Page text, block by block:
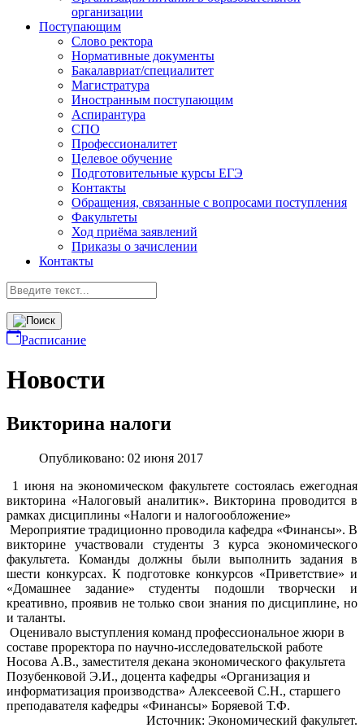
организации
Поступающим
Слово ректора
Нормативные документы
Бакалавриат/специалитет
Магистратура
Иностранным поступающим
Аспирантура
СПО
Профессионалитет
Целевое обучение
Подготовительные курсы ЕГЭ
Контакты
Обращения, связанные с вопросами поступления
Факультеты
Ход приёма заявлений
Приказы о зачислении
Контакты
Расписание
Новости
Викторина налоги
Опубликовано: 02 июня 2017
1 июня на экономическом факультете состоялась ежегодная
викторина «Налоговый аналитик». Викторина проводится в
рамках дисциплины «Налоги и налогообложение»
Мероприятие традиционно проводила кафедра «Финансы». В
викторине участвовали студенты 3 курса экономического
факультета. Команды должны были выполнить задания в
шести конкурсах. К подготовке конкурсов «Приветствие» и
«Домашнее задание» студенты подошли творчески и
креативно, проявив не только свои знания по дисциплине, но
и таланты.
Оценивало выступления команд профессиональное жюри в
составе проректора по научно-исследовательской работе
Носова А.В., заместителя декана экономического факультета
Позубенковой Э.И., доцента кафедры «Организация и
информатизация производства» Алексеевой С.Н., старшего
преподавателя кафедры «Финансы» Боряевой Т.Ф.
Источник: Экономический факультет.